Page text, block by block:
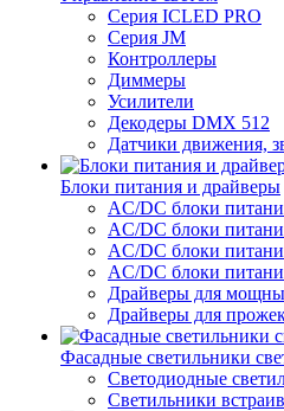
Серия ICLED PRO
Серия JM
Контроллеры
Диммеры
Усилители
Декодеры DMX 512
Датчики движения,
Блоки питания и драйверы
AC/DC блоки
AC/DC блоки
AC/DC блоки
AC/DC блоки
Драйверы для
Драйверы для
Фасадные светильники
Светодиодные
Светильники